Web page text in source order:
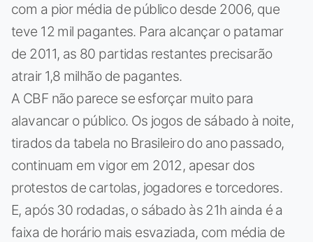
com a pior média de público desde 2006, que
teve 12 mil pagantes. Para alcançar o patamar
de 2011, as 80 partidas restantes precisarão
atrair 1,8 milhão de pagantes.
A CBF não parece se esforçar muito para
alavancar o público. Os jogos de sábado à noite,
tirados da tabela no Brasileiro do ano passado,
continuam em vigor em 2012, apesar dos
protestos de cartolas, jogadores e torcedores.
E, após 30 rodadas, o sábado às 21h ainda é a
faixa de horário mais esvaziada, com média de